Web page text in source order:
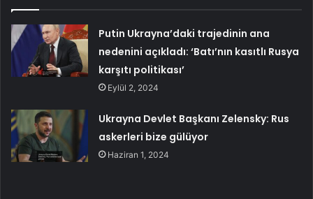
Putin Ukrayna’daki trajedinin ana
nedenini açıkladı: ‘Batı’nın kasıtlı Rusya
karşıtı politikası’
Eylül 2, 2024
Ukrayna Devlet Başkanı Zelensky: Rus
askerleri bize gülüyor
Haziran 1, 2024